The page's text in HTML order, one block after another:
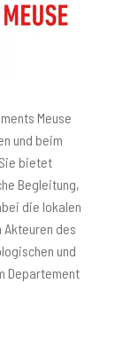
Meuse
und beim
bietet
Begleitung,
die lokalen
Akteuren des
und
Departement